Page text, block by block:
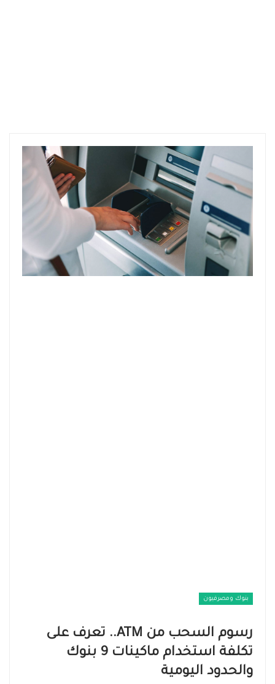
بنوك ومصرفيون
رسوم السحب من ATM.. تعرف على
تكلفة استخدام ماكينات 9 بنوك
والحدود اليومية